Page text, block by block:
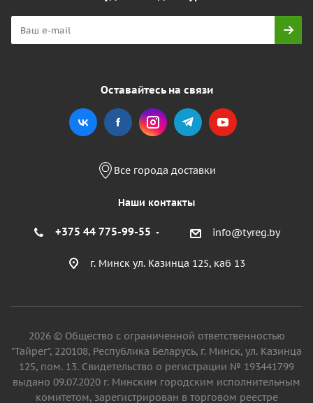
Оставайтесь на связи
Все города доставки
Наши контакты
+375 44 775-99-55 info@tyreg.by
г. Минск ул. Казинца 125, каб 13
2026 © Общество с ограниченной ответственностью
"Тайрег", 220108, Республика Беларусь, г. Минск, ул. Казинца
125, пом. 13. Свидетельство о регистрации № 193441799
выдано 09.07.2020 г. Минским городским исполнительным
комитетом, зарегистрирован в торговом реестре